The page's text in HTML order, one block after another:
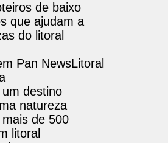
de baixo
que ajudam a
do litoral
Pan NewsLitoral
destino
natureza
de 500
litoral